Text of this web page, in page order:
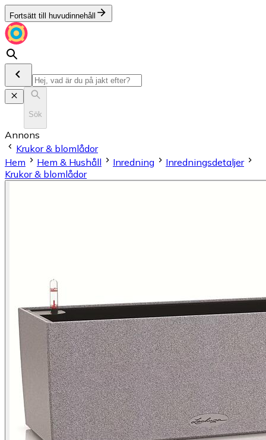
Fortsätt till huvudinnehåll
Sök
Annons
Krukor & blomlådor
Hem
Hem & Hushåll Inredning
Inredningsdetaljer
Krukor & blomlådor